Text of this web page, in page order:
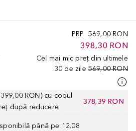
PRP 569,00 RON
398,30 RON
Cel mai mic preț din ultimele
30 de zile 569,00 RON
RON) cu codul
după reducere
378,39 RON
până pe 12.08